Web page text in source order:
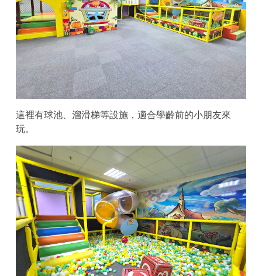
這裡有球池、溜滑梯等設施，適合學齡前的小朋友來
玩。